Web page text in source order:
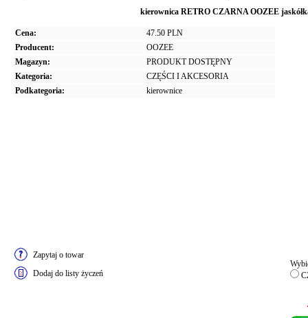
kierownica RETRO CZARNA OOZEE
Cena:
47.50 PLN
Producent:
OOZEE
Magazyn:
PRODUKT DOSTĘPNY
Kategoria:
CZĘŚCI I AKCESORIA
Podkategoria:
kierownice
Zapytaj o towar
Dodaj do listy życzeń